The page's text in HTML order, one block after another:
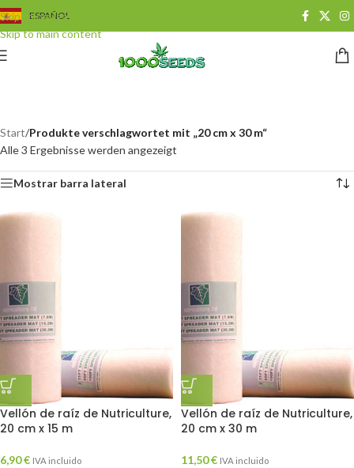
Skip to navigation
Skip to main content
ESPAÑOL
Start/Produkte verschlagwortet mit „20 cm x 30 m“
Alle 3 Ergebnisse werden angezeigt
Mostrar barra lateral
Vellón de raíz de Nutriculture,
20 cm x 15 m
6,90€ IVA incluido
Vellón de raíz de Nutriculture,
20 cm x 30 m
11,50€ IVA incluido